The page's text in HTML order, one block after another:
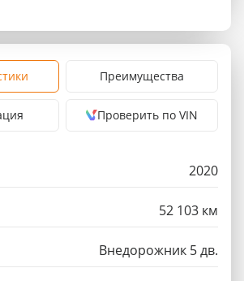
Преимущества
Проверить по VIN
2020
52 103 км
Внедорожник 5 дв.